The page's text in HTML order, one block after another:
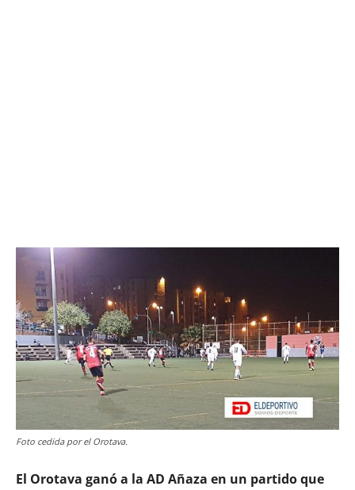
Foto cedida por el Orotava.
El Orotava ganó a la AD Añaza en un partido que